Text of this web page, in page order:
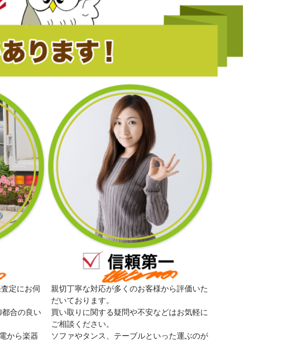
定にお伺
合の良い
から楽器
親切丁寧な対応が多くのお客様から評価いた
だいております。
買い取りに関する疑問や不安などはお気軽に
ご相談ください。
ソファやタンス、テーブルといった運ぶのが